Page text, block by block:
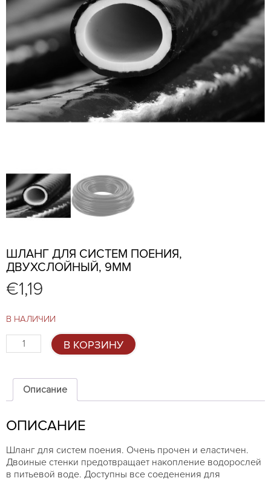
ШЛАНГ ДЛЯ СИСТЕМ ПОЕНИЯ,
ДВУХСЛОЙНЫЙ, 9ММ
€1,19
В НАЛИЧИИ
Количество
товара
для
систем
поения,
9мм
В КОРЗИНУ
Описание
ОПИСАНИЕ
Шланг для систем поения. Очень прочен и еластичен.
Двоиные стенки предотвращает накопление водорослей
в питьевой воде. Доступны все соеденения для